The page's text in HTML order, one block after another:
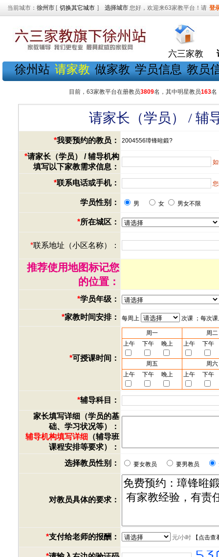
当前城市： 徐州市 [ 切换其它城市 ] 选择城市 您好，欢迎来63家教平台！请 登
六三家教
徐州站 请家教 做家教 学员信息 教员
目前，63家教平台在册教员3809名，其中明星教员163名
请家长（学员） / 辅
*我要预约的教员： 2004556璋锋暀鍛?
*请家长（学员） / 辅导机构
填写以下家教需求信息：
*联系电话或手机：
学员性别： 男 女 男女不限
*所在城区：
*联系地址（小区名称）：
推荐使用地图标记您
的位置：
*学员年级：
*家教时间安排： 每周上 次课 ；每次
*可授课时间：
周一
周二
上午
下午 晚上 上午 下午
周五
周六
上午
下午 晚上 上午 下午
*辅导科目：
家长填写详细（学员的基
础、学习状况等）：
辅导机构填写详细 （辅导班
课程安排等要求）：
选择教员性别：
要女教员 要男教员
对教员具体的要求：
*支付给老师的报酬： 元/小时【 点击查